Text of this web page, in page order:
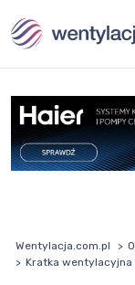
Wentylacja.com.pl
Kratka wentylacyjna